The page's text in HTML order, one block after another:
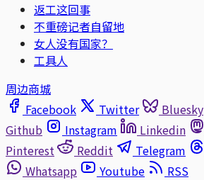
返工这回事
不重磅记者自留地
女人没有国家？
工具人
周边商城
Facebook
Twitter Bluesky
Github
Instagram Linkedin
Pinterest
Reddit Telegram
Whatsapp
Youtube
RSS